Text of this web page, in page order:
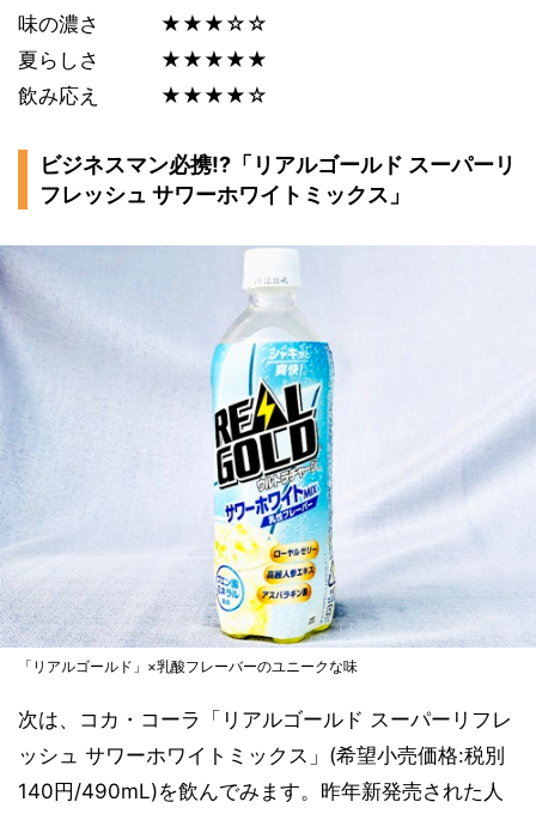
味の濃さ ★★★☆☆
夏らしさ ★★★★★
飲み応え ★★★★☆
ビジネスマン必携!?「リアルゴールド スーパーリ
フレッシュ サワーホワイトミックス」
「リアルゴールド」×乳酸フレーバーのユニークな味
次は、コカ・コーラ「リアルゴールド スーパーリフレ
ッシュ サワーホワイトミックス」(希望小売価格:税別
140円/490mL)を飲んでみます。昨年新発売された人